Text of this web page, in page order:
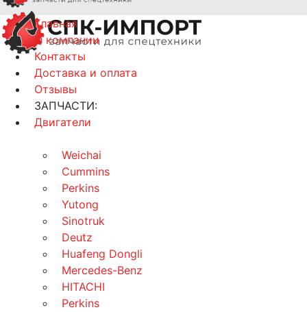
Главная
О компании
Контакты
Доставка и оплата
Отзывы
ЗАПЧАСТИ:
Двигатели
Weichai
Cummins
Perkins
Yutong
Sinotruk
Deutz
Huafeng Dongli
Mercedes-Benz
HITACHI
Perkins